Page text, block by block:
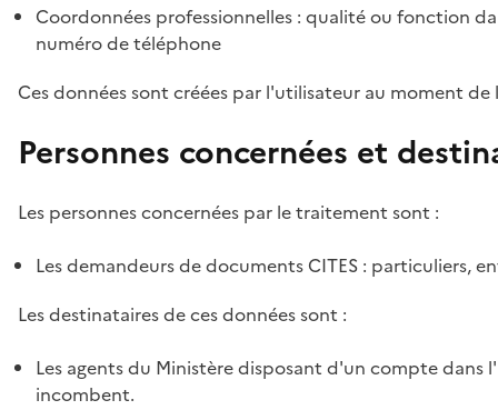
Coordonnées professionnelles : qualité ou fonction
numéro de téléphone
Ces données sont créées par l'utilisateur au moment
Personnes concernées et
Les personnes concernées par le traitement sont :
Les demandeurs de documents CITES : particuliers,
Les destinataires de ces données sont :
Les agents du Ministère disposant d'un compte
incombent.